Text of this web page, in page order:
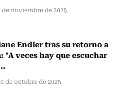
de noviembre de 2025
Endler tras su retorno a
"A veces hay que escuchar
de octubre de 2025